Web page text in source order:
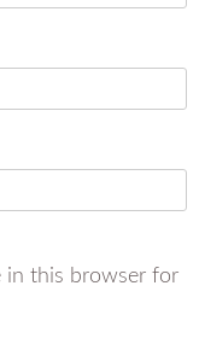
in this browser for